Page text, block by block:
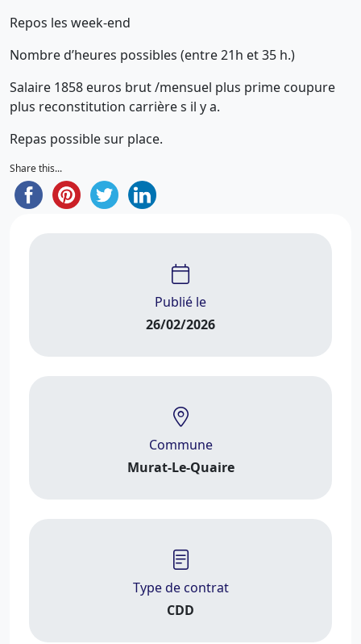
Repos les week-end
Nombre d’heures possibles (entre 21h et 35 h.)
Salaire 1858 euros brut /mensuel plus prime coupure
plus reconstitution carrière s il y a.
Repas possible sur place.
Share this...
Publié le
26/02/2026
Commune
Murat-Le-Quaire
Type de contrat
CDD